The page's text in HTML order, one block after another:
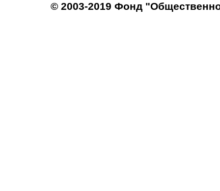
© 2003-2019 Фонд